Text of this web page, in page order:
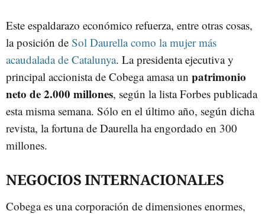
Este espaldarazo económico refuerza, entre otras cosas,
la posición de Sol Daurella como la mujer más
acaudalada de Catalunya. La presidenta ejecutiva y
principal accionista de Cobega amasa un patrimonio
neto de 2.000 millones, según la lista Forbes publicada
esta misma semana. Sólo en el último año, según dicha
revista, la fortuna de Daurella ha engordado en 300
millones.
NEGOCIOS INTERNACIONALES
Cobega es una corporación de dimensiones enormes,